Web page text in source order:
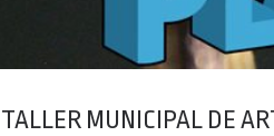
TALLER MUNICIPAL DE